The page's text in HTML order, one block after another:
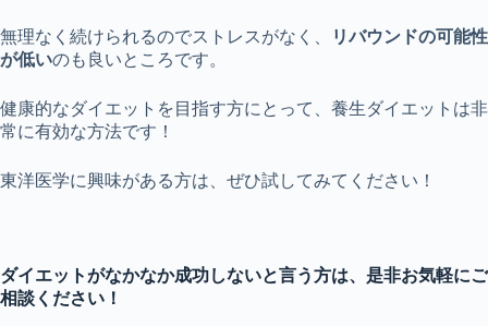
無理なく続けられるのでストレスがなく、
リバウンドの可能性
が低いのも良いところです。
健康的なダイエットを目指す方にとって、養生ダイエットは非
常に有効な方法です！
東洋医学に興味がある方は、ぜひ試してみてください！
ダイエットがなかなか成功しないと言う方は、是非お気軽にご
相談ください！